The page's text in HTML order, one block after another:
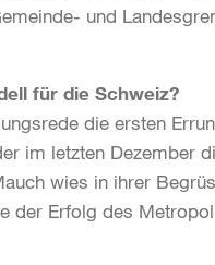
und
für die Schweiz?
die ersten
im letzten Dezember
wies in ihrer
der Erfolg des